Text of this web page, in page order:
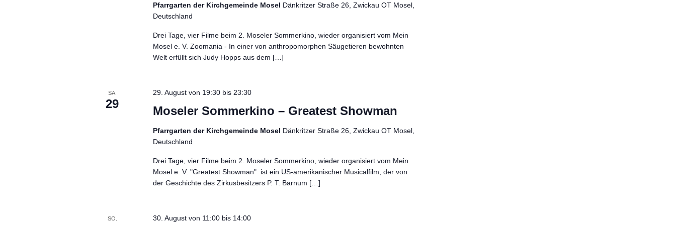
Pfarrgarten der Kirchgemeinde Mosel Dänkritzer Straße 26, Zwickau OT Mosel,
Deutschland
Drei Tage, vier Filme beim 2. Moseler Sommerkino, wieder organisiert vom Mein
Mosel e. V. Zoomania - In einer von anthropomorphen Säugetieren bewohnten
Welt erfüllt sich Judy Hopps aus dem […]
SA.
29 Moseler Sommerkino – Greatest Showman
29. August von 19:30 bis 23:30
Pfarrgarten der Kirchgemeinde Mosel Dänkritzer Straße 26, Zwickau OT Mosel,
Deutschland
Drei Tage, vier Filme beim 2. Moseler Sommerkino, wieder organisiert vom Mein
Mosel e. V. "Greatest Showman" ist ein US-amerikanischer Musicalfilm, der von
der Geschichte des Zirkusbesitzers P. T. Barnum […]
SO. 30. August von 11:00 bis 14:00